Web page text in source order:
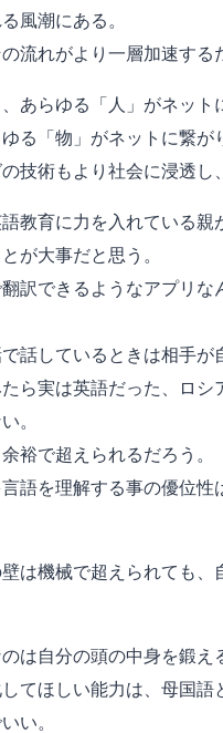
風潮にある。
流れがより一層加速する
あらゆる「人」がネット
る「物」がネットに繋が
技術もより社会に浸透し
教育に力を入れている
が大事だと思う。
訳できるようなアプリ
話しているときは相手が
ら実は英語だった、ロ
。
裕で超えられるだろう。
語を理解する事の優位
は機械で超えられても
は自分の頭の中身を鍛え
てほしい能力は、母国語
い。